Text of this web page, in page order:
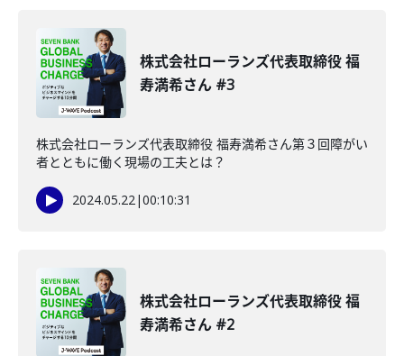
株式会社ローランズ代表取締役 福
寿満希さん #3
株式会社ローランズ代表取締役 福寿満希さん第３回障がい
者とともに働く現場の工夫とは？
2024.05.22|00:10:31
株式会社ローランズ代表取締役 福
寿満希さん #2